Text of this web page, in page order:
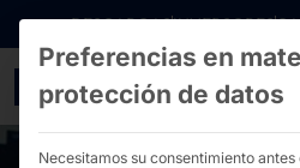
Ir directamente al contenido
DESCARGASINVERSORES
Preferencias en
protección de datos
Necesitamos su consentimiento